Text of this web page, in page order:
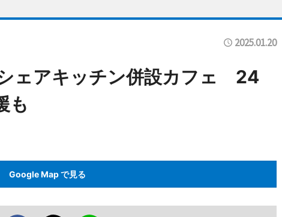
2025.01.20
ェアキッチン併設カフェ 24
も
Google Map で見る